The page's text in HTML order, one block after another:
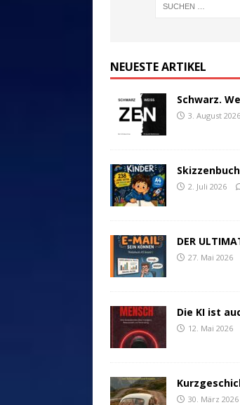
NEUESTE ARTIKEL
Schwarz.
3. August 2026
2. Juli 2026
DER
27. Mai 2026
Die KI ist
12. Mai 2026
30. März 2026